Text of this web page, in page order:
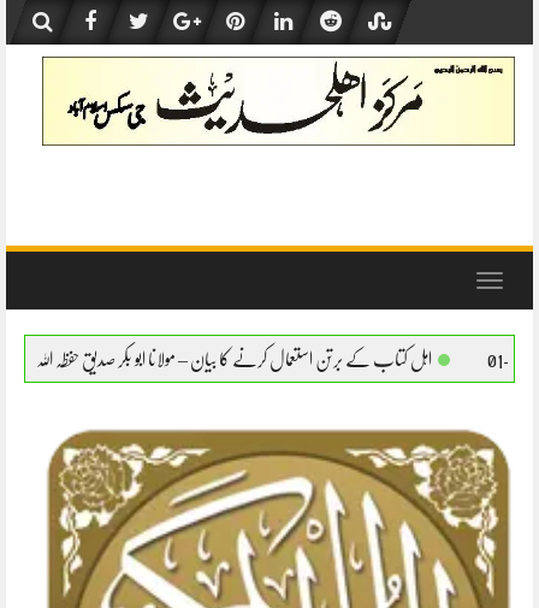
content
Toggle
استعمال کرنے کا بیان – مولانا ابو بکر صدیق حفظہ اللہ اہل کتاب کے برتن استعمال